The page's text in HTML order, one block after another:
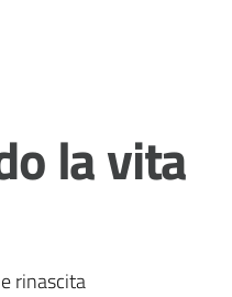
la vita
rinascita